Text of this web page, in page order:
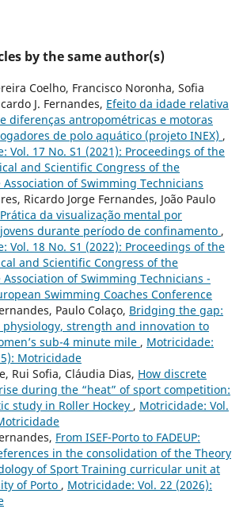
by the same author(s)
Coelho, Francisco Noronha, Sofia
J. Fernandes, Efeito da idade relativa
diferenças antropométricas e motoras
de polo aquático (projeto INEX) ,
Vol. 17 No. S1 (2021): Proceedings of the
and Scientific Congress of the
Association of Swimming Technicians
Ricardo Jorge Fernandes, João Paulo
Prática da visualização mental por
durante período de confinamento ,
Vol. 18 No. S1 (2022): Proceedings of the
and Scientific Congress of the
Association of Swimming Technicians -
Swimming Coaches Conference
Paulo Colaço, Bridging the gap:
strength and innovation to
sub-4 minute mile , Motricidade:
Motricidade
Rui Sofia, Cláudia Dias, How discrete
during the “heat” of sport competition:
study in Roller Hockey , Motricidade: Vol.
From ISEF-Porto to FADEUP:
in the consolidation of the Theory
of Sport Training curricular unit at
of Porto , Motricidade: Vol. 22 (2026):